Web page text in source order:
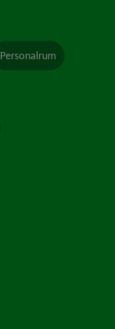
Personalrum